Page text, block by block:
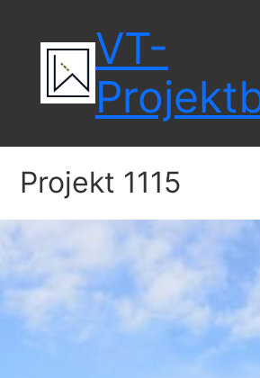
springen
VT-
Projekt 1115